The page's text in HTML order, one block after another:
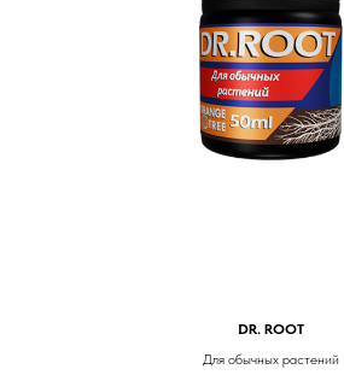
DR. ROOT
Для обычных растений